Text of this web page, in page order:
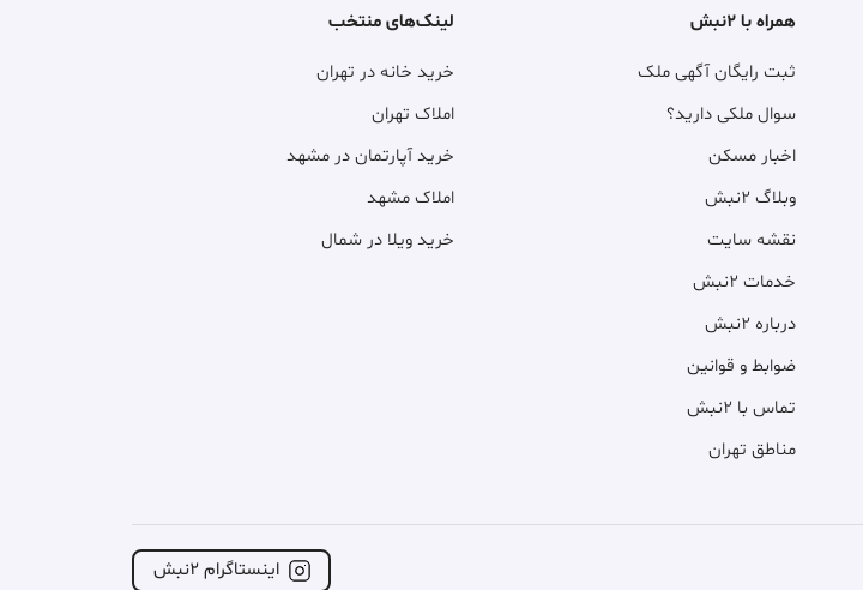
همراه با ۲نبش
ثبت رایگان آگهی ملک
سوال ملکی دارید؟
اخبار مسکن
وبلاگ ۲نبش
نقشه سایت
خدمات ۲نبش
درباره ۲نبش
ضوابط و قوانین
تماس با ۲نبش
مناطق تهران
لینک‌های منتخب
خرید خانه در تهران
املاک تهران
خرید آپارتمان در مشهد
املاک مشهد
خرید ویلا در شمال
اینستاگرام ۲نبش